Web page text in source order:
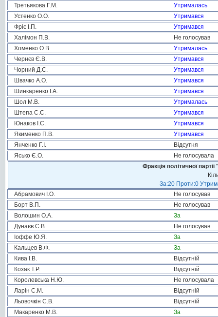
Третьякова Г.М.
Утрималась
Устенко О.О.
Утримався
Фріс І.П.
Утримався
Халімон П.В.
Не голосував
Хоменко О.В.
Утрималась
Чернєв Є.В.
Утримався
Чорний Д.С.
Утримався
Швачко А.О.
Утримався
Шинкаренко І.А.
Утримався
Шол М.В.
Утрималась
Штепа С.С.
Утримався
Юнаков І.С.
Утримався
Якименко П.В.
Утримався
Янченко Г.І.
Відсутня
Ясько Є.О.
Не голосувала
Фракція політичної
За:20 Проти:0
Абрамович І.О.
Не голосував
Борт В.П.
Не голосував
Волошин О.А.
За
Дунаєв С.В.
Не голосував
Іоффе Ю.Я.
За
Кальцев В.Ф.
За
Кива І.В.
Відсутній
Козак Т.Р.
Відсутній
Королевська Н.Ю.
Не голосувала
Ларін С.М.
Відсутній
Льовочкін С.В.
Відсутній
Макаренко М.В.
За